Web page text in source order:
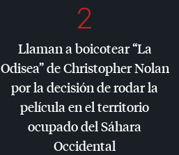
2
Llaman a boicotear “La
Odisea” de Christopher Nolan
por la decisión de rodar la
película en el territorio
ocupado del Sáhara
Occidental